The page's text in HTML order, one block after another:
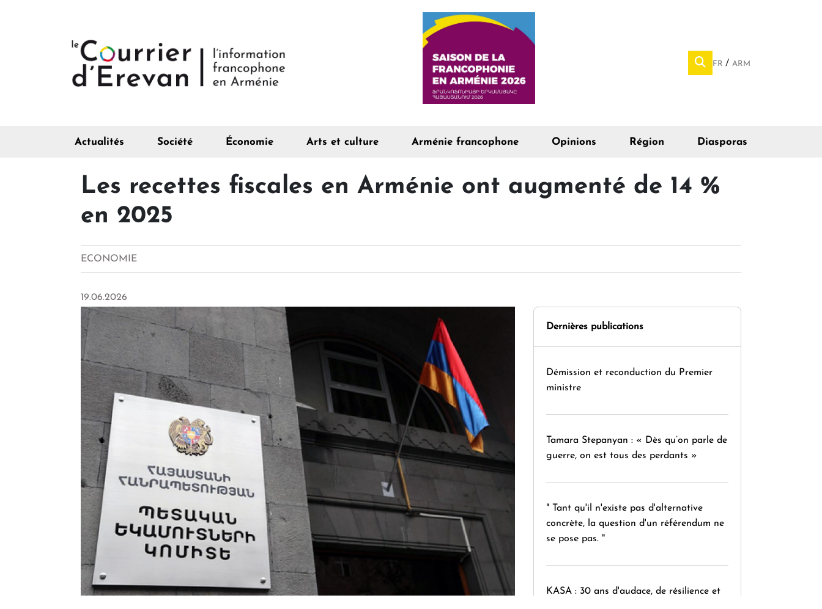
FR ARM
Actualités Société Économie Arts et culture Arménie francophone Opinions Région Diasporas
Les recettes fiscales en Arménie ont augmenté de 14 %
en 2025
ECONOMIE
19.06.2026
Dernières publications
Démission et reconduction du Premier
ministre
Tamara Stepanyan : « Dès qu’on parle de
guerre, on est tous des perdants »
" Tant qu'il n'existe pas d'alternative
concrète, la question d'un référendum ne
se pose pas. "
KASA : 30 ans d'audace, de résilience et